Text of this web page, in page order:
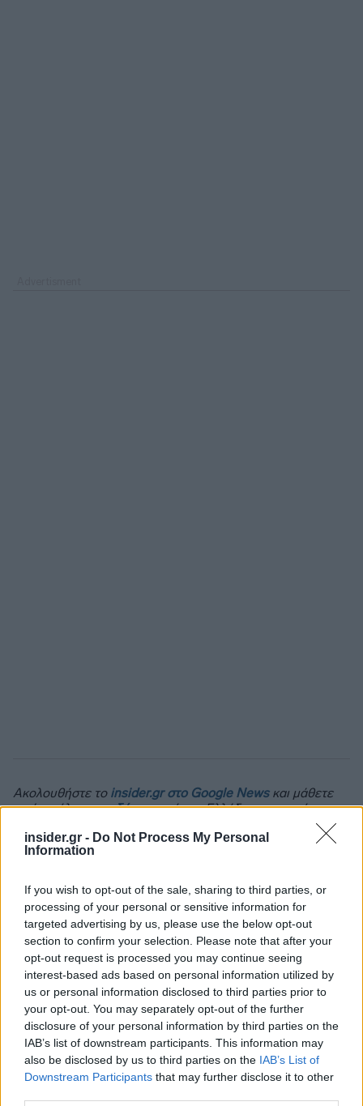
insider.gr - Do Not Process My Personal
Information
If you wish to opt-out of the sale, sharing to third parties, or
processing of your personal or sensitive information for
targeted advertising by us, please use the below opt-out
section to confirm your selection. Please note that after your
opt-out request is processed you may continue seeing
interest-based ads based on personal information utilized by
us or personal information disclosed to third parties prior to
your opt-out. You may separately opt-out of the further
disclosure of your personal information by third parties on the
IAB’s list of downstream participants. This information may
also be disclosed by us to third parties on the IAB’s List of
Downstream Participants that may further disclose it to other
Ακολουθήστε το insider.gr στο Google Newsκαι μάθετε
πρώτοι όλες τιςειδήσειςαπό την Ελλάδα και τον κόσμο.